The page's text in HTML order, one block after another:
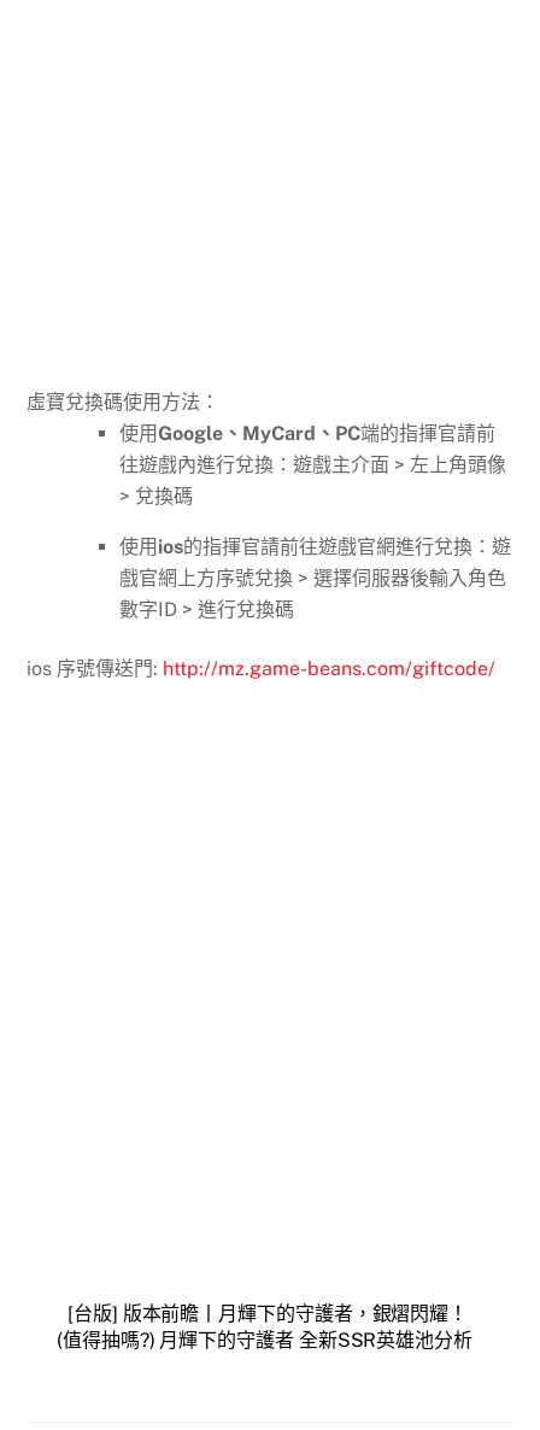
虛寶兌換碼使用方法：
使用Google、MyCard、PC端的指揮官請前
往遊戲內進行兌換：遊戲主介面 > 左上角頭像
> 兌換碼
使用 ios的指揮官請前往遊戲官網進行兌換：遊
戲官網上方序號兌換 > 選擇伺服器後輸入角色
數字ID > 進行兌換碼
ios 序號傳送門: http://mz.game-beans.com/giftcode/
[台版] 版本前瞻丨月輝下的守護者，銀熠閃耀！
(值得抽嗎?) 月輝下的守護者 全新SSR英雄池分析